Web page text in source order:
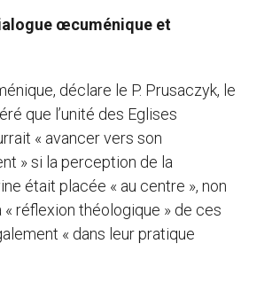
œcuménique et
déclare le P. Prusaczyk, le
que l’unité des Eglises
« avancer vers son
» si la perception de la
était placée « au centre », non
réflexion théologique » de ces
« dans leur pratique